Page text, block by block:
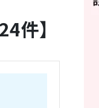
24件】